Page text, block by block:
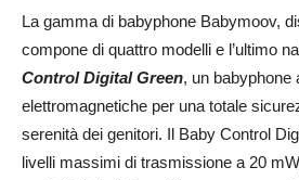
La gamma di babyphone Babymoov,
compone di quattro modelli e l’ultimo
Control Digital Green, un babyphone
elettromagnetiche per una totale
serenità dei genitori. Il Baby Control
livelli massimi di trasmissione a 20